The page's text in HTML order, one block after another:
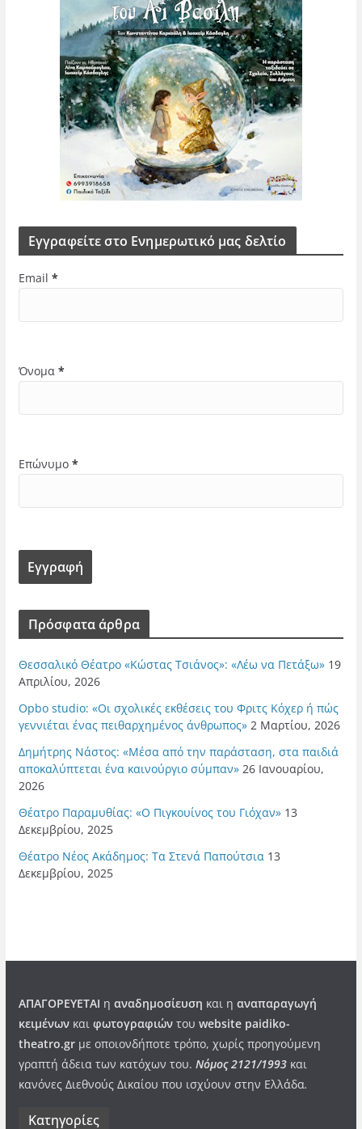
Εγγραφείτε στο Ενημερωτικό μας δελτίο
Email *
Όνομα *
Επώνυμο *
Πρόσφατα άρθρα
Θεσσαλικό Θέατρο «Κώστας Τσιάνος»: «Λέω να Πετάξω» 19
Απριλίου, 2026
Opbo studio: «Οι σχολικές εκθέσεις του Φριτς Κόχερ ή πώς
γεννιέται ένας πειθαρχημένος άνθρωπος» 2 Μαρτίου, 2026
Δημήτρης Νάστος: «Μέσα από την παράσταση, στα παιδιά
αποκαλύπτεται ένα καινούργιο σύμπαν» 26 Ιανουαρίου,
2026
Θέατρο Παραμυθίας: «Ο Πιγκουίνος του Γιόχαν» 13
Δεκεμβρίου, 2025
Θέατρο Νέος Ακάδημος: Τα Στενά Παπούτσια 13
Δεκεμβρίου, 2025
ΑΠΑΓΟΡΕΥΕΤΑΙ η αναδημοσίευση και η αναπαραγωγή
κειμένωνκαι φωτογραφιώντου website paidiko-
theatro.grμε οποιονδήποτε τρόπο, χωρίς προηγούμενη
γραπτή άδεια των κατόχων του. Νόμος 2121/1993και
κανόνες Διεθνούς Δικαίου που ισχύουν στην Ελλάδα.
Kατηγορίες